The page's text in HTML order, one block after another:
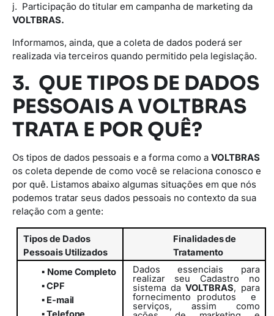
j. Participação do titular em campanha de marketing da
VOLTBRAS.
Informamos, ainda, que a coleta de dados poderá ser
realizada via terceiros quando permitido pela legislação.
3. QUE TIPOS DE DADOS
PESSOAIS A VOLTBRAS
TRATA E POR QUÊ?
Os tipos de dados pessoais e a forma como a VOLTBRAS
os coleta depende de como você se relaciona conosco e
por quê. Listamos abaixo algumas situações em que nós
podemos tratar seus dados pessoais no contexto da sua
relação com a gente:
Tiposde Dados
Pessoais Utilizados
Finalidadesde
Tratamento
▪ NomeCompleto
▪CPF
▪ E-mail
Dados essenciais para
realizar seu Cadastro no
sistema daVOLTBRAS, para
fornecimento produtos
e
serviços,
assim
como